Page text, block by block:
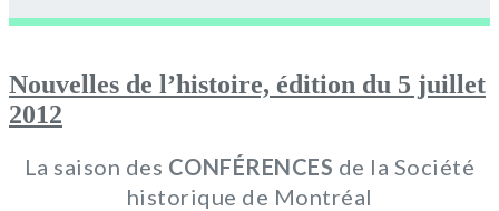
Nouvelles de l’histoire, édition du 5 juillet
2012
La saison des CONFÉRENCES de la Société
historique de Montréal